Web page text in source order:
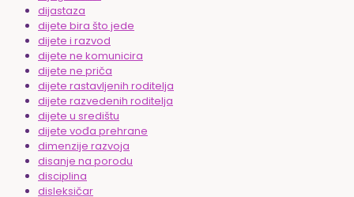
dijastaza
dijete bira što jede
dijete i razvod
dijete ne komunicira
dijete ne priča
dijete rastavljenih roditelja
dijete razvedenih roditelja
dijete u središtu
dijete vođa prehrane
dimenzije razvoja
disanje na porodu
disciplina
disleksičar